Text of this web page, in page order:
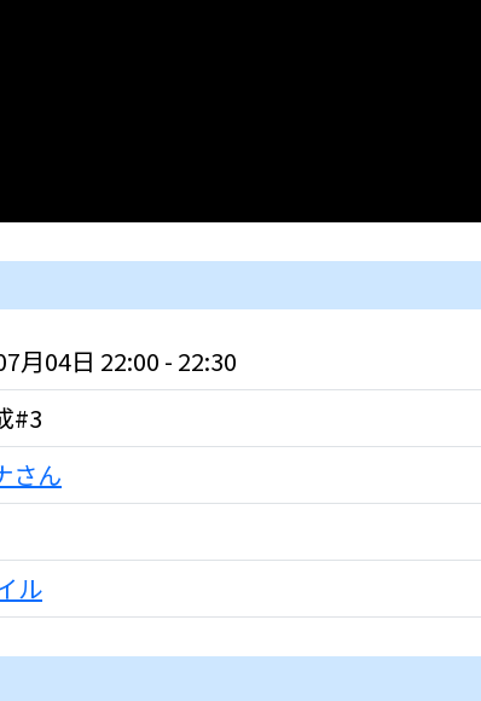
月04日 22:00 - 22:30
#3
さん
ル